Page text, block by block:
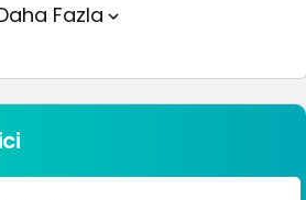
fiyatı bugün yükseldi.
24 saatte -99,72 değişim
Fazla